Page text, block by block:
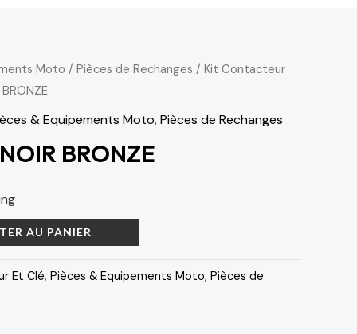
Moto / Pièces de Rechanges / Kit Contacteur
& Equipements Moto,Pièces de Rechanges
BRONZE
AU PANIER
Et Clé, Pièces & Equipements Moto, Pièces de